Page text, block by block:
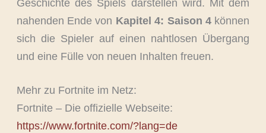
Geschichte des Spiels darstellen wird. Mit dem
nahenden Ende von Kapitel 4: Saison 4können
sich die Spieler auf einen nahtlosen Übergang
und eine Fülle von neuen Inhalten freuen.
Mehr zu Fortnite im Netz:
Fortnite – Die offizielle Webseite:
https://www.fortnite.com/?lang=de